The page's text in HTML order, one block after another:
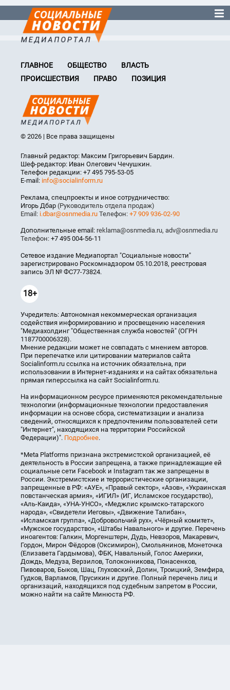
ГЛАВНОЕ ОБЩЕСТВО
ВЛАСТЬ
ПРОИСШЕСТВИЯ
ПРАВО ПОЗИЦИЯ
© 2026 | Все права защищены
Главный редактор: Максим Григорьевич Бардин.
Шеф-редактор: Иван Олегович Чечушкин.
Телефон редакции: +7 495 795-53-05
E-mail: info@socialinform.ru
Реклама, спецпроекты и иное сотрудничество:
Игорь Дбар (Руководитель отдела продаж)
Email: i.dbar@osnmedia.ru Телефон: +7 909 936-02-90
Дополнительные email: reklama@osnmedia.ru, adv@osnmedia.ru
Телефон: +7 495 004-56-11
Сетевое издание Медиапортал "Социальные новости"
зарегистрировано Роскомнадзором 05.10.2018, реестровая
запись ЭЛ № ФС77-73824.
18+
Учредитель: Автономная некоммерческая организация
содействия информированию и просвещению населения
"Медиахолдинг "Общественная служба новостей" (ОГРН
1187700006328).
Мнение редакции может не совпадать с мнением авторов.
При перепечатке или цитировании материалов сайта
Socialinform.ru ссылка на источник обязательна, при
использовании в Интернет-изданиях и на сайтах обязательна
прямая гиперссылка на сайт Socialinform.ru.
На информационном ресурсе применяются рекомендательные
технологии (информационные технологии предоставления
информации на основе сбора, систематизации и анализа
сведений, относящихся к предпочтениям пользователей сети
"Интернет", находящихся на территории Российской
Федерации)". Подробнее.
*Meta Platforms признана экстремистской организацией, её
деятельность в России запрещена, а также принадлежащие ей
социальные сети Facebook и Instagram так же запрещены в
России. Экстремистские и террористические организации,
запрещенные в РФ: «АУЕ», «Правый сектор», «Азов», «Украинская
повстанческая армия», «ИГИЛ» (ИГ, Исламское государство),
«Аль-Каида», «УНА-УНСО», «Меджлис крымско-татарского
народа», «Свидетели Иеговы», «Движение Талибан»,
«Исламская группа», «Добровольчий рух», «Чёрный комитет»,
«Мужское государство», «Штабы Навального» и другие. Перечень
иноагентов: Галкин, Моргенштерн, Дудь, Невзоров, Макаревич,
Гордон, Мирон Фёдоров (Оксимирон), Смольянинов, Монеточка
(Елизавета Гардымова), ФБК, Навальный, Голос Америки,
Дождь, Медуза, Верзилов, Толоконникова, Понасенков,
Пивоваров, Быков, Шац, Глуховский, Долин, Троицкий, Земфира,
Гудков, Варламов, Прусикин и другие. Полный перечень лиц и
организаций, находящихся под судебным запретом в России,
можно найти на сайте Минюста РФ.